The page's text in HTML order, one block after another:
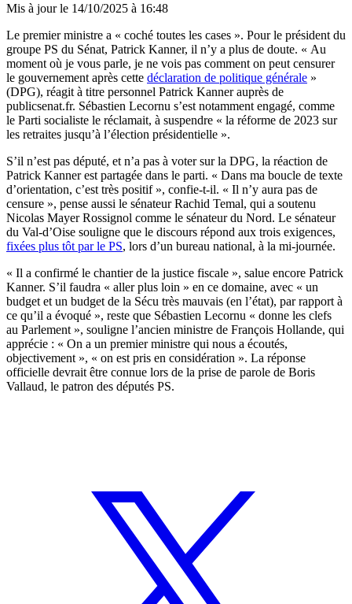
Mis à jour le 14/10/2025 à 16:48
Le premier ministre a « coché toutes les cases ». Pour le président du
groupe PS du Sénat, Patrick Kanner, il n’y a plus de doute. « Au
moment où je vous parle, je ne vois pas comment on peut censurer
le gouvernement après cette déclaration de politique générale »
(DPG), réagit à titre personnel Patrick Kanner auprès de
publicsenat.fr. Sébastien Lecornu s’est notamment engagé, comme
le Parti socialiste le réclamait, à suspendre « la réforme de 2023 sur
les retraites jusqu’à l’élection présidentielle ».
S’il n’est pas député, et n’a pas à voter sur la DPG, la réaction de
Patrick Kanner est partagée dans le parti. « Dans ma boucle de texte
d’orientation, c’est très positif », confie-t-il. « Il n’y aura pas de
censure », pense aussi le sénateur Rachid Temal, qui a soutenu
Nicolas Mayer Rossignol comme le sénateur du Nord. Le sénateur
du Val-d’Oise souligne que le discours répond aux trois exigences,
fixées plus tôt par le PS, lors d’un bureau national, à la mi-journée.
« Il a confirmé le chantier de la justice fiscale », salue encore Patrick
Kanner. S’il faudra « aller plus loin » en ce domaine, avec « un
budget et un budget de la Sécu très mauvais (en l’état), par rapport à
ce qu’il a évoqué », reste que Sébastien Lecornu « donne les clefs
au Parlement », souligne l’ancien ministre de François Hollande, qui
apprécie : « On a un premier ministre qui nous a écoutés,
objectivement », « on est pris en considération ». La réponse
officielle devrait être connue lors de la prise de parole de Boris
Vallaud, le patron des députés PS.